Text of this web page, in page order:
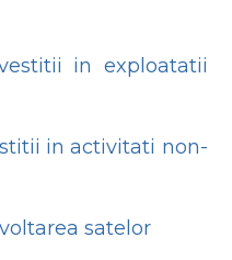
in exploatatii
in activitati non-
satelor